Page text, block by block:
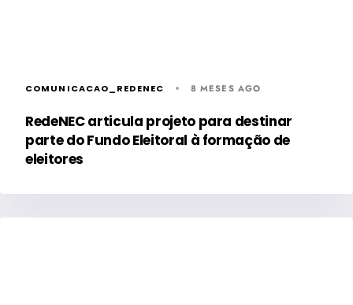
COMUNICACAO_REDENEC 8 MESES AGO
RedeNEC articula projeto para destinar
parte do Fundo Eleitoral à formação de
eleitores